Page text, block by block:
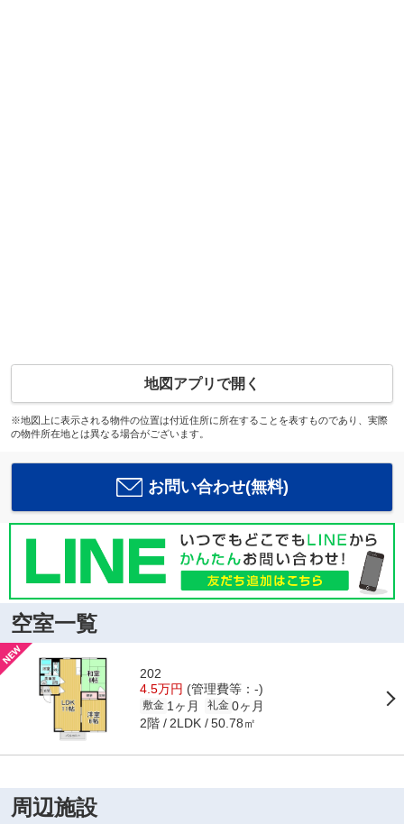
地図アプリで開く
※地図上に表示される物件の位置は付近住所に所在することを表すものであり、実際
の物件所在地とは異なる場合がございます。
お問い合わせ(無料)
空室一覧
202
4.5万円 (管理費等：-)
敷金 1ヶ月 礼金 0ヶ月
2階 2LDK 50.78㎡
周辺施設